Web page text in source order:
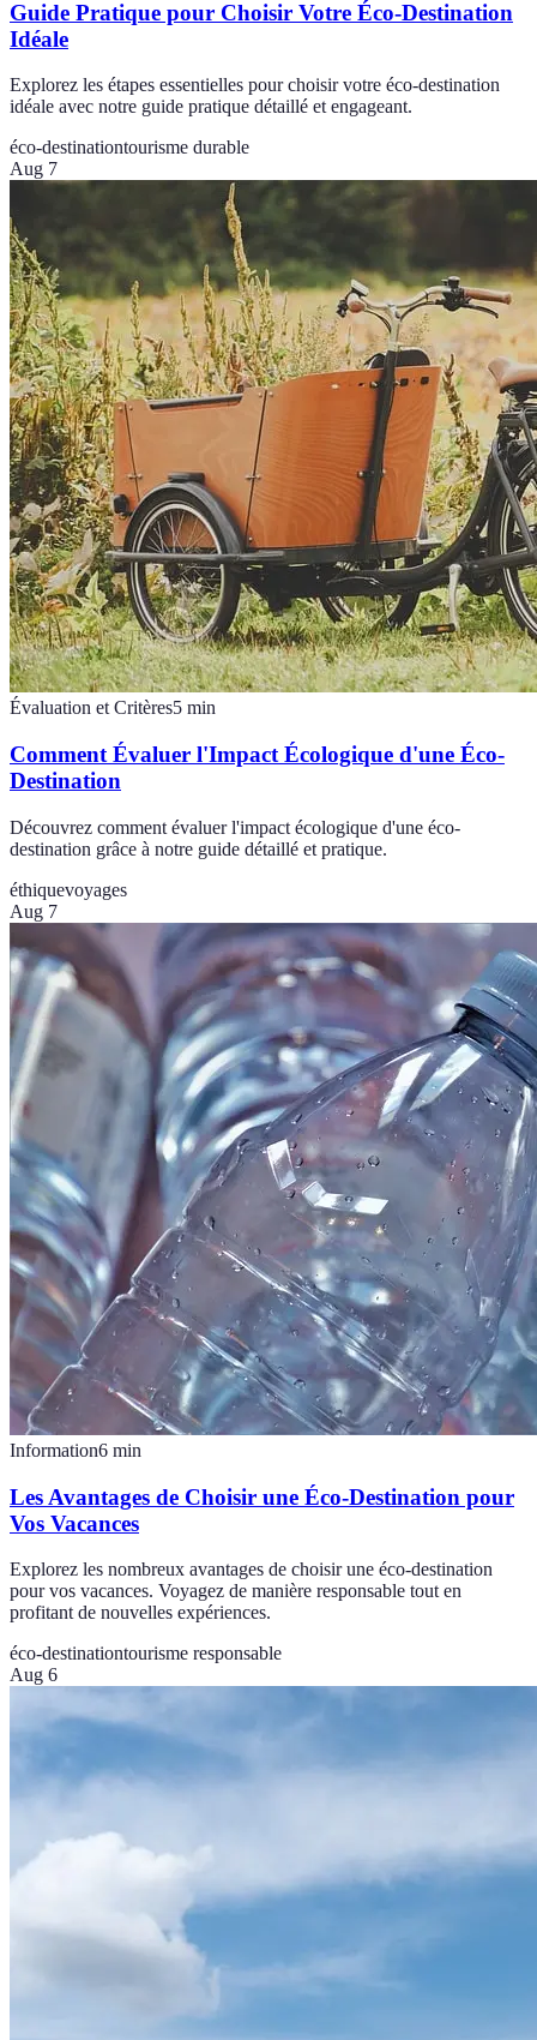
Guide Pratique pour Choisir Votre Éco-Destination
Idéale
Explorez les étapes essentielles pour choisir votre éco-destination
idéale avec notre guide pratique détaillé et engageant.
éco-destinationtourisme durable
Aug 7
Évaluation et Critères5 min
Comment Évaluer l'Impact Écologique d'une Éco-
Destination
Découvrez comment évaluer l'impact écologique d'une éco-
destination grâce à notre guide détaillé et pratique.
éthiquevoyages
Aug 7
Information6 min
Les Avantages de Choisir une Éco-Destination pour
Vos Vacances
Explorez les nombreux avantages de choisir une éco-destination
pour vos vacances. Voyagez de manière responsable tout en
profitant de nouvelles expériences.
éco-destinationtourisme responsable
Aug 6